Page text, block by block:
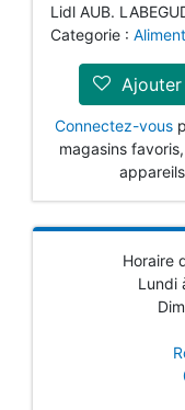
Lidl AUB.
Categorie :
Connectez-vous
magasins
Horaire
Lundi